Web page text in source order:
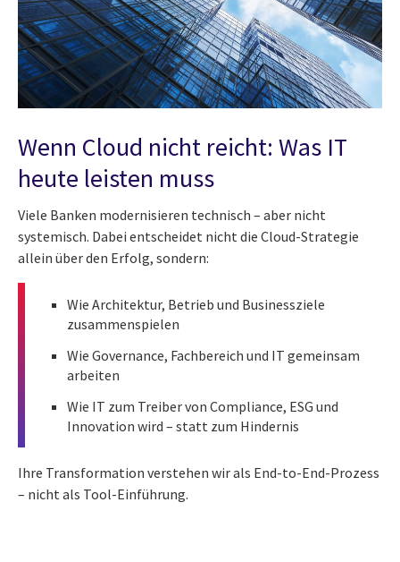
Wenn Cloud nicht reicht: Was IT
heute leisten muss
Viele Banken modernisieren technisch – aber nicht
systemisch. Dabei entscheidet nicht die Cloud-Strategie
allein über den Erfolg, sondern:
Wie Architektur, Betrieb und Businessziele
zusammenspielen
Wie Governance, Fachbereich und IT gemeinsam
arbeiten
Wie IT zum Treiber von Compliance, ESG und
Innovation wird – statt zum Hindernis
Ihre Transformation verstehen wir als End-to-End-Prozess
– nicht als Tool-Einführung.